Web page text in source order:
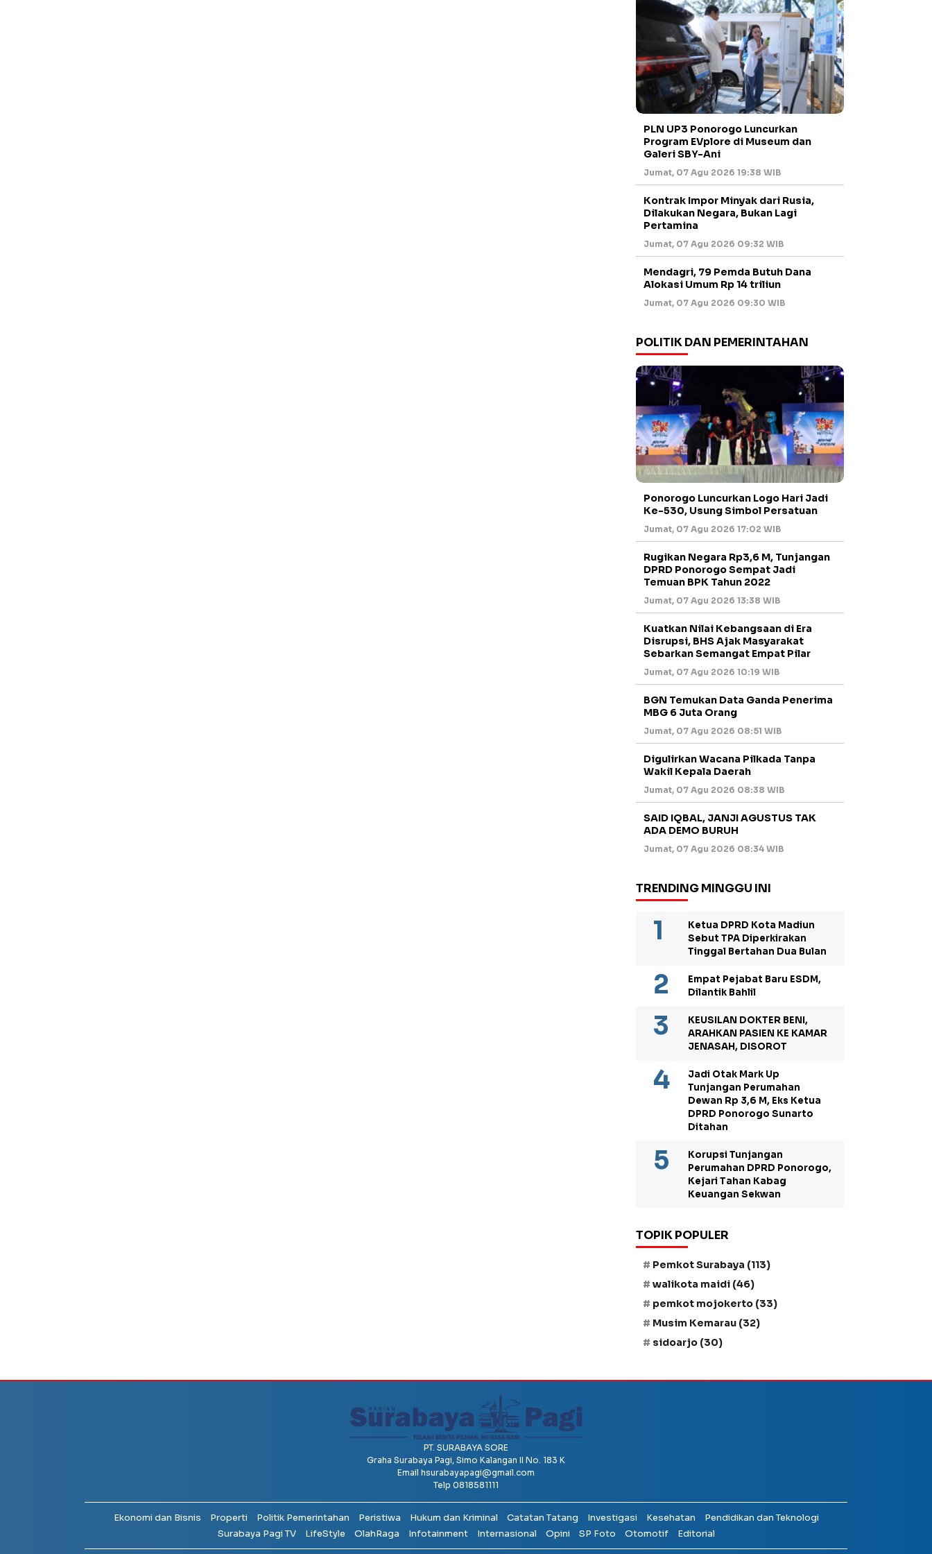
PLN UP3 Ponorogo Luncurkan
Program EVplore di Museum dan
Galeri SBY-Ani
Jumat, 07 Agu 2026 19:38 WIB
Kontrak Impor Minyak dari Rusia,
Dilakukan Negara, Bukan Lagi
Pertamina
Jumat, 07 Agu 2026 09:32 WIB
Mendagri, 79 Pemda Butuh Dana
Alokasi Umum Rp 14 triliun
Jumat, 07 Agu 2026 09:30 WIB
POLITIK DAN PEMERINTAHAN
Ponorogo Luncurkan Logo Hari Jadi
Ke-530, Usung Simbol Persatuan
Jumat, 07 Agu 2026 17:02 WIB
Rugikan Negara Rp3,6 M, Tunjangan
DPRD Ponorogo Sempat Jadi
Temuan BPK Tahun 2022
Jumat, 07 Agu 2026 13:38 WIB
Kuatkan Nilai Kebangsaan di Era
Disrupsi, BHS Ajak Masyarakat
Sebarkan Semangat Empat Pilar
Jumat, 07 Agu 2026 10:19 WIB
BGN Temukan Data Ganda Penerima
MBG 6 Juta Orang
Jumat, 07 Agu 2026 08:51 WIB
Digulirkan Wacana Pilkada Tanpa
Wakil Kepala Daerah
Jumat, 07 Agu 2026 08:38 WIB
SAID IQBAL, JANJI AGUSTUS TAK
ADA DEMO BURUH
Jumat, 07 Agu 2026 08:34 WIB
TRENDING MINGGU INI
Ketua DPRD Kota Madiun
Sebut TPA Diperkirakan
Tinggal Bertahan Dua Bulan
Empat Pejabat Baru ESDM,
Dilantik Bahlil
KEUSILAN DOKTER BENI,
ARAHKAN PASIEN KE KAMAR
JENASAH, DISOROT
Jadi Otak Mark Up
Tunjangan Perumahan
Dewan Rp 3,6 M, Eks Ketua
DPRD Ponorogo Sunarto
Ditahan
Korupsi Tunjangan
Perumahan DPRD Ponorogo,
Kejari Tahan Kabag
Keuangan Sekwan
TOPIK POPULER
Pemkot Surabaya (113)
walikota maidi (46)
pemkot mojokerto (33)
Musim Kemarau (32)
sidoarjo (30)
PT. SURABAYA SORE
Graha Surabaya Pagi, Simo Kalangan II No. 183 K
Email hsurabayapagi@gmail.com
Telp 0818581111
Ekonomi dan Bisnis Properti Politik Pemerintahan Peristiwa Hukum dan Kriminal Catatan Tatang Investigasi Kesehatan
Pendidikan dan Teknologi
Surabaya Pagi TV
LifeStyle OlahRaga Infotainment Internasional Opini SP Foto Otomotif Editorial